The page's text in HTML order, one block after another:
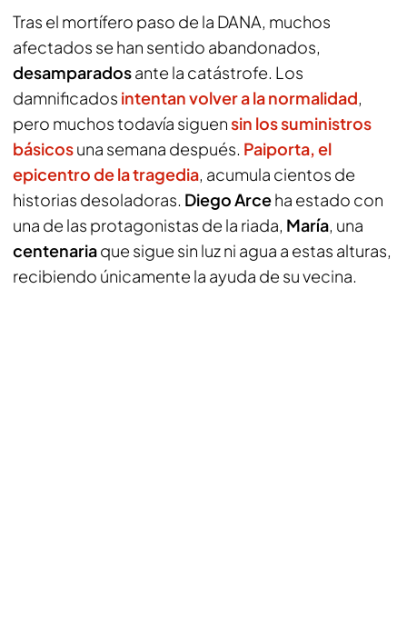
Tras el mortífero paso de la DANA, muchos
afectados se han sentido abandonados,
desamparadosante la catástrofe. Los
damnificados intentan volver a la normalidad,
pero muchos todavía siguensin los suministros
básicosuna semana después. Paiporta, el
epicentro de la tragedia, acumula cientos de
historias desoladoras. Diego Arceha estado con
una de las protagonistas de la riada, María, una
centenariaque sigue sin luz ni agua a estas alturas,
recibiendo únicamente la ayuda de su vecina.